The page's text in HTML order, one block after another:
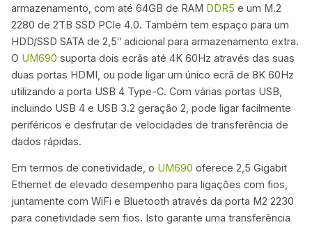
armazenamento, com até 64GB de RAM DDR5 e um M.2
2280 de 2TB SSD PCIe 4.0. Também tem espaço para um
HDD/SSD SATA de 2,5″ adicional para armazenamento extra.
O UM690 suporta dois ecrãs até 4K 60Hz através das suas
duas portas HDMI, ou pode ligar um único ecrã de 8K 60Hz
utilizando a porta USB 4 Type-C. Com várias portas USB,
incluindo USB 4 e USB 3.2 geração 2, pode ligar facilmente
periféricos e desfrutar de velocidades de transferência de
dados rápidas.
Em termos de conetividade, o UM690 oferece 2,5 Gigabit
Ethernet de elevado desempenho para ligações com fios,
juntamente com WiFi e Bluetooth através da porta M2 2230
para conetividade sem fios. Isto garante uma transferência